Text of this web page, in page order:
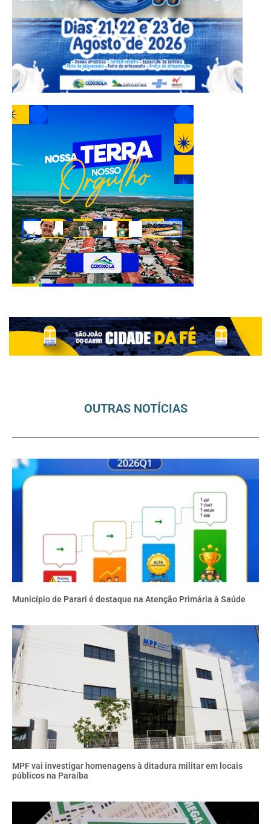
OUTRAS NOTÍCIAS
Município de Parari é destaque na Atenção Primária à Saúde
MPF vai investigar homenagens à ditadura militar em locais
públicos na Paraíba